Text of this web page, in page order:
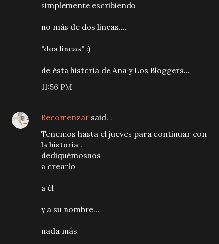
simplemente escribiendo
no más de dos lineas....
"dos lineas" :)
de ésta historia de Ana y Los Bloggers...
11:56 PM
Recomenzar said…
Tenemos hasta el jueves para continuar con
la historia .
dediquémosnos
a crearlo
a él
y a su nombre...
nada más